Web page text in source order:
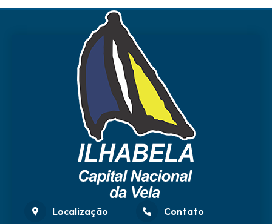
Localização Contato